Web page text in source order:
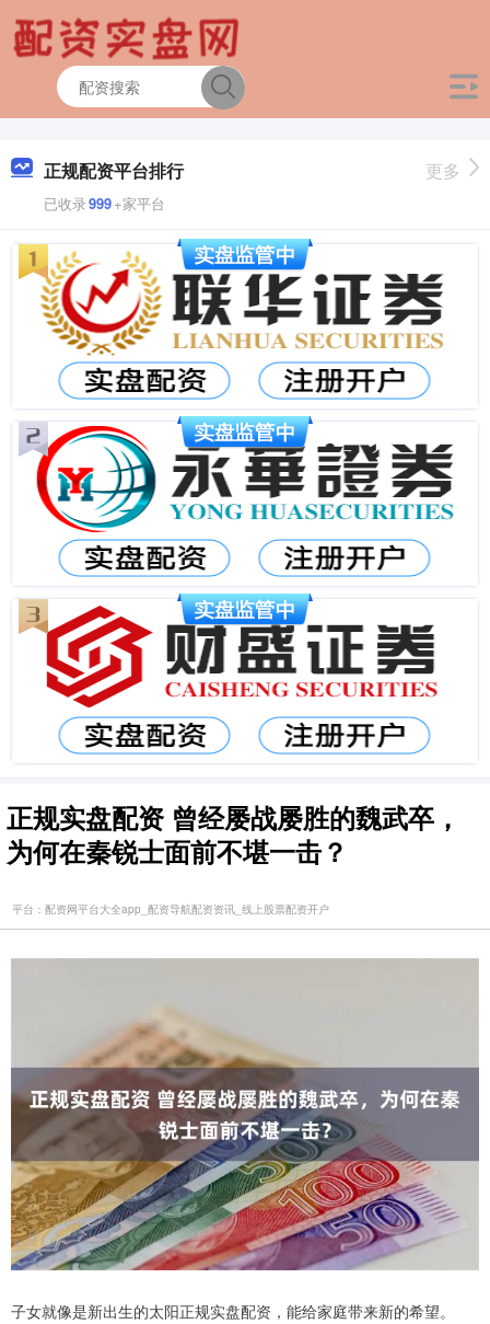
正规配资平台排行
已收录999+家平台
更多
正规实盘配资 曾经屡战屡胜的魏武卒，
为何在秦锐士面前不堪一击？
平台：配资网平台大全app_配资导航配资资讯_线上股票配资开户
子女就像是新出生的太阳正规实盘配资，能给家庭带来新的希望。